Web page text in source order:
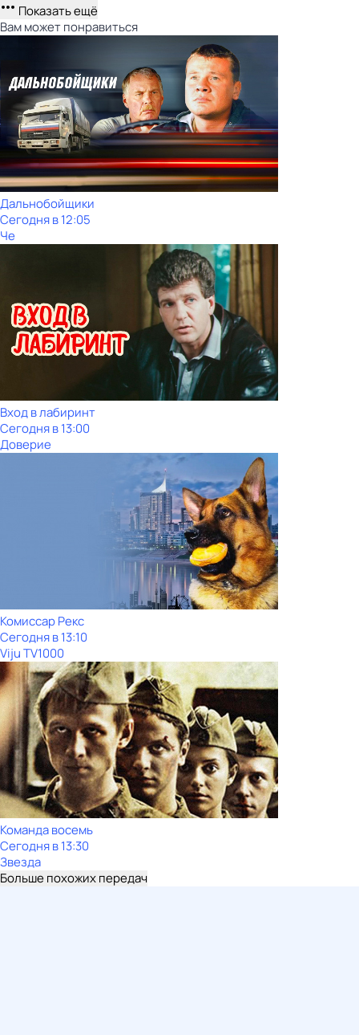
Показать ещё
Вам может понравиться
Дальнобойщики
Сегодня в 12:05
Че
Вход в лабиринт
Сегодня в 13:00
Доверие
Комиссар Рекс
Сегодня в 13:10
Viju TV1000
Команда восемь
Сегодня в 13:30
Звезда
Больше похожих передач